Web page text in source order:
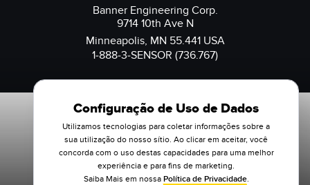
Banner Engineering Corp.
9714 10th Ave N
Minneapolis, MN 55.441 USA
1-888-3-SENSOR (736.767)
Configuração de Uso de Dados
Utilizamos tecnologias para coletar informações sobre a
sua utilização do nosso sítio. Ao clicar em aceitar, você
concorda com o uso destas capacidades para uma melhor
experiência e para fins de marketing.
Saiba Mais em nossa Política de Privacidade.